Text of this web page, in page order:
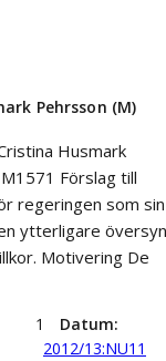
Pehrsson (M)
Husmark
Förslag till
regeringen som sin
ytterligare översyn
Motivering De
1
Datum
2012/13:NU11